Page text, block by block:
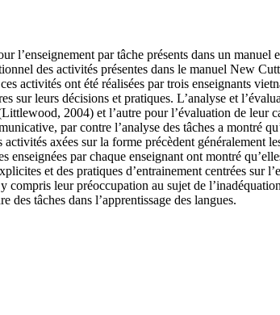
l’enseignement par tâche présents dans un
des activités présentes dans le manuel New
activités ont été réalisées par trois enseignants
sur leurs décisions et pratiques. L’analyse et
2004) et l’autre pour l’évaluation de
par contre l’analyse des tâches a montré
axées sur la forme précèdent généralement
enseignées par chaque enseignant ont montré
et des pratiques d’entrainement centrées sur
compris leur préoccupation au sujet de
des tâches dans l’apprentissage des langues.